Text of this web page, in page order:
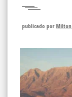
publicado por